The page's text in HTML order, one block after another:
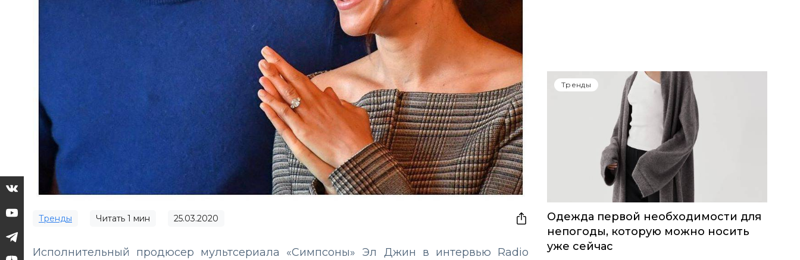
Тренды Читать 1 мин 25.03.2020
Исполнительный продюсер мультсериала «Симпсоны» Эл Джин в интервью Radio
Тренды
Одежда первой необходимости для
непогоды, которую можно носить
уже сейчас